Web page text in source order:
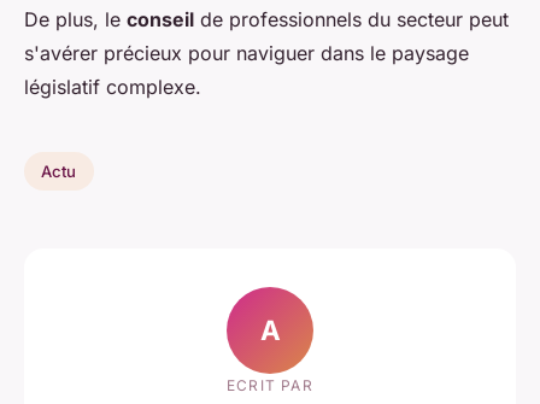
De plus, le conseil de professionnels du secteur peut
s'avérer précieux pour naviguer dans le paysage
législatif complexe.
Actu
A
ECRIT PAR